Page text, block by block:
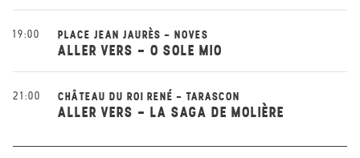
19:00 PLACE JEAN JAURÈS - NOVES
ALLER VERS - O SOLE MIO
21:00 CHÂTEAU DU ROI RENÉ - TARASCON
ALLER VERS - LA SAGA DE MOLIÈRE